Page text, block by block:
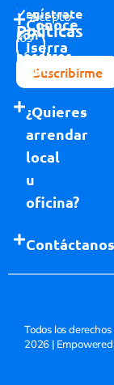
Regístrate
con
nosotros
Acepto
los
términos y
condiciones
Suscribirme
Conoce
Iserra
100
¿Quieres
arrendar
local
u
oficina?
Contáctanos
Políticas
Todos los
2026 |